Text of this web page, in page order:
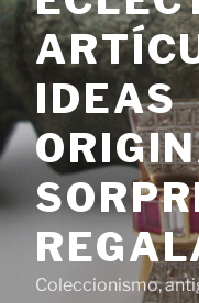
IDEAS
Coleccionismo,